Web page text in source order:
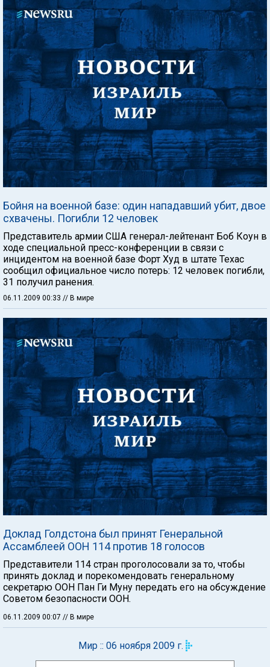
Бойня на военной базе: один нападавший убит, двое
схвачены. Погибли 12 человек
Представитель армии США генерал-лейтенант Боб Коун в
ходе специальной пресс-конференции в связи с
инцидентом на военной базе Форт Худ в штате Техас
сообщил официальное число потерь: 12 человек погибли,
31 получил ранения.
06.11.2009 00:33 // В мире
Доклад Голдстона был принят Генеральной
Ассамблеей ООН 114 против 18 голосов
Представители 114 стран проголосовали за то, чтобы
принять доклад и порекомендовать генеральному
секретарю ООН Пан Ги Муну передать его на обсуждение
Советом безопасности ООН.
06.11.2009 00:07 // В мире
Мир :: 06 ноября 2009 г.